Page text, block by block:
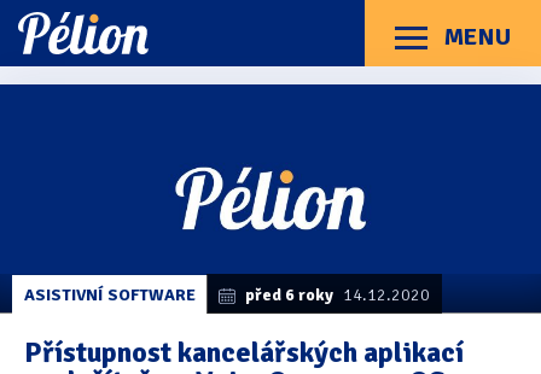
Přejít
na
štítky
Přejít
na
kategorie
Přejít
na
obsah
MENU
Menu
Braillské řádky(31)
Lupy
ASISTIVNÍ SOFTWARE před 6 roky 14.12.2020
Přístupnost kancelářských aplikací